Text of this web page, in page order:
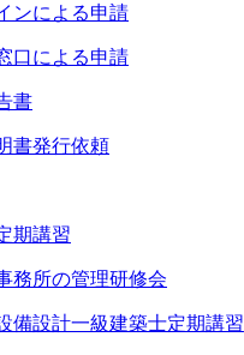
ンによる申請
口による申請
書
書発行依頼
期講習
務所の管理研修会
備設計一級建築士定期講習